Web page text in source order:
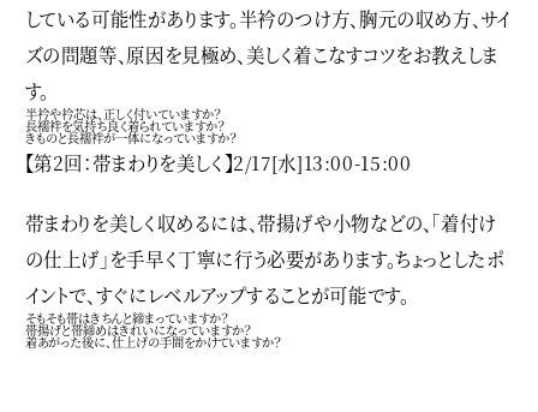
している可能性があります。半衿のつけ方、胸元の収め方、サイ
ズの問題等、原因を見極め、美しく着こなすコツをお教えしま
す。
半衿や衿芯は、正しく付いていますか？
長襦袢を気持ち良く着られていますか？
きものと長襦袢が一体になっていますか？
【第2回：帯まわりを美しく】2/17[水]13:00-15:00
帯まわりを美しく収めるには、帯揚げや小物などの、「着付け
の仕上げ」を手早く丁寧に行う必要があります。ちょっとしたポ
イントで、すぐにレベルアップすることが可能です。
そもそも帯はきちんと締まっていますか？
帯揚げと帯締めはきれいになっていますか？
着あがった後に、仕上げの手間をかけていますか？